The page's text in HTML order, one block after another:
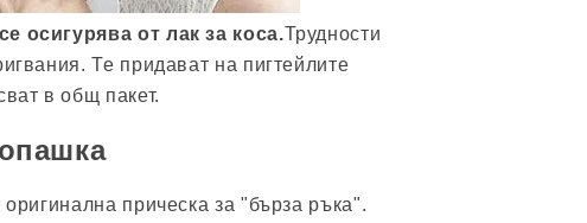
осигурява от лак за коса.Трудности
Те придават на пигтейлите
в общ пакет.
прическа за "бърза ръка".